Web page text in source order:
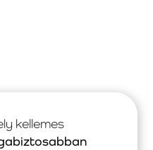
kellemes